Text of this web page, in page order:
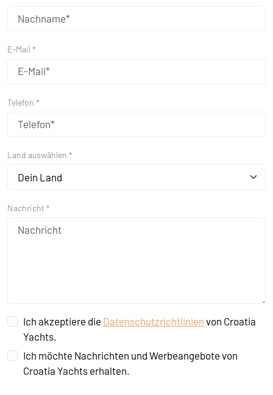
E-Mail *
Telefon *
Land auswählen *
Dein Land
Nachricht *
Ich akzeptiere die Datenschutzrichtlinien von Croatia
Yachts.
Ich möchte Nachrichten und Werbeangebote von
Croatia Yachts erhalten.